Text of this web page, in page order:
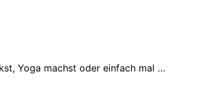
Yoga machst oder einfach mal …